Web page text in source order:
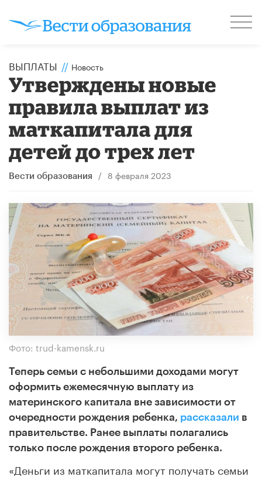
ВЫПЛАТЫ // Новость
Утверждены новые
правила выплат из
маткапитала для
детей до трех лет
Вести образования / 8 февраля 2023
Фото: trud-kamensk.ru
Теперь семьи с небольшими доходами могут
оформить ежемесячную выплату из
материнского капитала вне зависимости от
очередности рождения ребенка, рассказали в
правительстве. Ранее выплаты полагались
только после рождения второго ребенка.
«Деньги из маткапитала могут получать семьи